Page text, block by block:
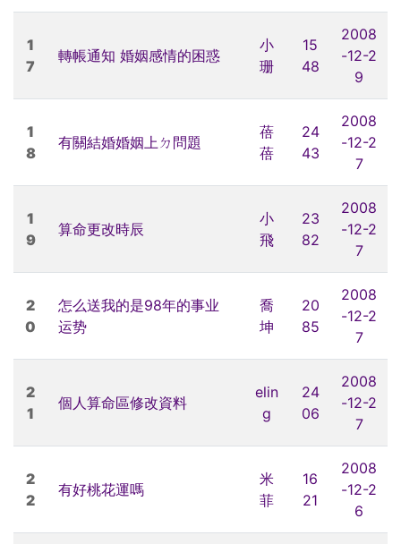
1
7
轉帳通知 婚姻感情的困惑
小
珊
15
48
2008
-12-2
9
1
8
有關結婚婚姻上ㄉ問題
蓓
蓓
24
43
2008
-12-2
7
1
9
算命更改時辰
小
飛
23
82
2008
-12-2
7
2
0
怎么送我的是98年的事业
运势
喬
坤
20
85
2008
-12-2
7
2
1
個人算命區修改資料
elin
g
24
06
2008
-12-2
7
2
2
有好桃花運嗎
米
菲
16
21
2008
-12-2
6